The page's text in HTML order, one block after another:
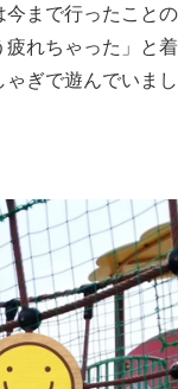
まで行ったこと
れちゃった」と
ぎで遊んでいま